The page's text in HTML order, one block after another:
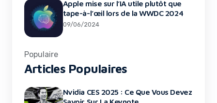
Apple mise sur l’IA utile plutôt que
tape-à-l’œil lors de la WWDC 2024
09/06/2024
Populaire
Articles Populaires
Nvidia CES 2025 : Ce Que Vous Devez